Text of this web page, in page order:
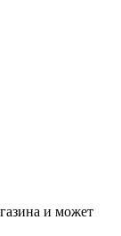
и может